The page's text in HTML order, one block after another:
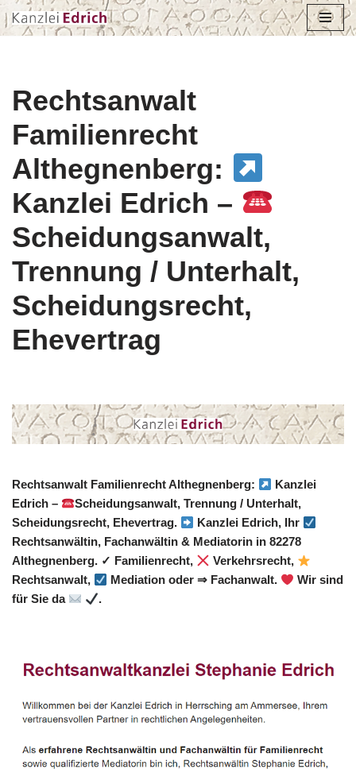
Rechtsanwalt
Familienrecht
Althegnenberg:
Kanzlei Edrich –
Scheidungsanwalt,
Trennung / Unterhalt,
Scheidungsrecht,
Ehevertrag
Rechtsanwalt Familienrecht Althegnenberg:
Kanzlei
Edrich –
Scheidungsanwalt, Trennung / Unterhalt,
Scheidungsrecht, Ehevertrag.
Kanzlei Edrich, Ihr
Rechtsanwältin, Fachanwältin & Mediatorin in 82278
Althegnenberg. ✓ Familienrecht,
Verkehrsrecht,
Rechtsanwalt,
Mediation oder ⇒ Fachanwalt.
Wir sind
für Sie da
.